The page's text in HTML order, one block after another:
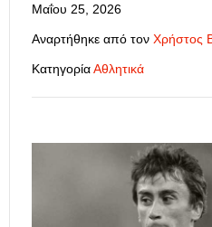
Μαΐου 25, 2026
Αναρτήθηκε από τον Χρήστος
ΚατηγορίαΑθλητικά